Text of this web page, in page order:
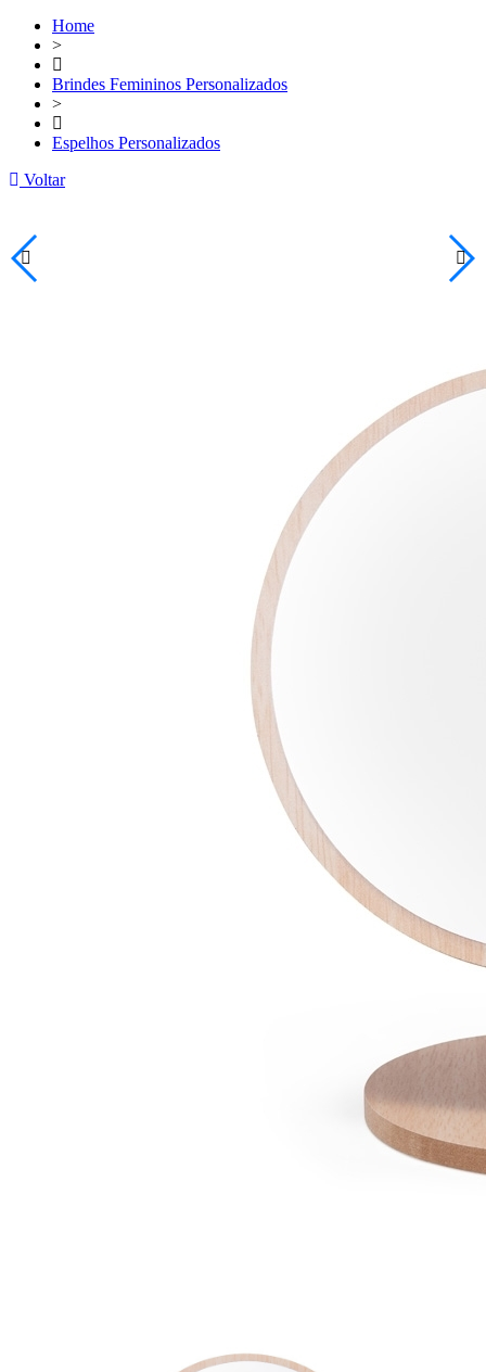
Home
>
Brindes Femininos Personalizados
>
Espelhos Personalizados
Voltar